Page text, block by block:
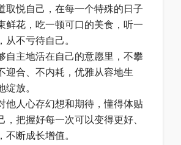
取悦自己，在每一个特殊的日子
鲜花，吃一顿可口的美食，听一
不亏待自己。
自主地活在自己的意愿里，不攀
迎合、不内耗，优雅从容地生
放。
他人心存幻想和期待，懂得体贴
，把握好每一次可以变得更好、
断成长增值。